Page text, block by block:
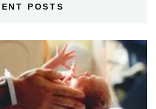
POSTS